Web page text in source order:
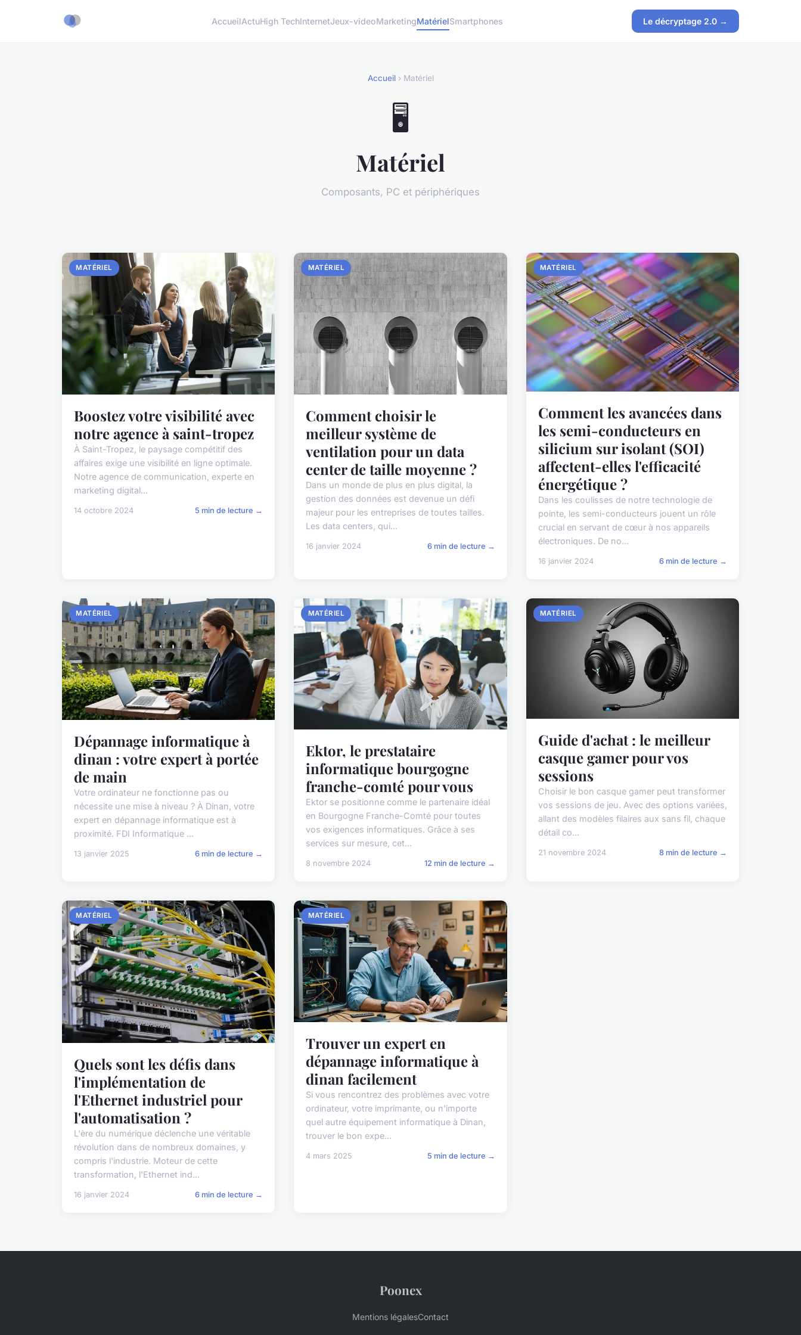
AccueilActuHigh TechInternetJeux-videoMarketingMatérielSmartphones Le décryptage 2.0 →
Accueil› Matériel
🖥️
Matériel
Composants, PC et périphériques
MATÉRIEL
Boostez votre visibilité avec
notre agence à saint-tropez
À Saint-Tropez, le paysage compétitif des
affaires exige une visibilité en ligne optimale.
Notre agence de communication, experte en
marketing digital...
14 octobre 2024 5 min de lecture →
MATÉRIEL
Comment choisir le
meilleur système de
ventilation pour un data
center de taille moyenne ?
Dans un monde de plus en plus digital, la
gestion des données est devenue un défi
majeur pour les entreprises de toutes tailles.
Les data centers, qui...
16 janvier 2024 6 min de lecture →
MATÉRIEL
Comment les avancées dans
les semi-conducteurs en
silicium sur isolant (SOI)
affectent-elles l'efficacité
énergétique ?
Dans les coulisses de notre technologie de
pointe, les semi-conducteurs jouent un rôle
crucial en servant de cœur à nos appareils
électroniques. De no...
16 janvier 2024 6 min de lecture →
MATÉRIEL
Dépannage informatique à
dinan : votre expert à portée
de main
Votre ordinateur ne fonctionne pas ou
nécessite une mise à niveau ? À Dinan, votre
expert en dépannage informatique est à
proximité. FDI Informatique ...
13 janvier 2025 6 min de lecture →
MATÉRIEL
Ektor, le prestataire
informatique bourgogne
franche-comté pour vous
Ektor se positionne comme le partenaire idéal
en Bourgogne Franche-Comté pour toutes
vos exigences informatiques. Grâce à ses
services sur mesure, cet...
8 novembre 2024 12 min de lecture →
MATÉRIEL
Guide d'achat : le meilleur
casque gamer pour vos
sessions
Choisir le bon casque gamer peut transformer
vos sessions de jeu. Avec des options variées,
allant des modèles filaires aux sans fil, chaque
détail co...
21 novembre 2024 8 min de lecture →
MATÉRIEL
Quels sont les défis dans
l'implémentation de
l'Ethernet industriel pour
l'automatisation ?
L'ère du numérique déclenche une véritable
révolution dans de nombreux domaines, y
compris l'industrie. Moteur de cette
transformation, l'Ethernet ind...
16 janvier 2024 6 min de lecture →
MATÉRIEL
Trouver un expert en
dépannage informatique à
dinan facilement
Si vous rencontrez des problèmes avec votre
ordinateur, votre imprimante, ou n'importe
quel autre équipement informatique à Dinan,
trouver le bon expe...
4 mars 2025 5 min de lecture →
Poonex
Mentions légalesContact